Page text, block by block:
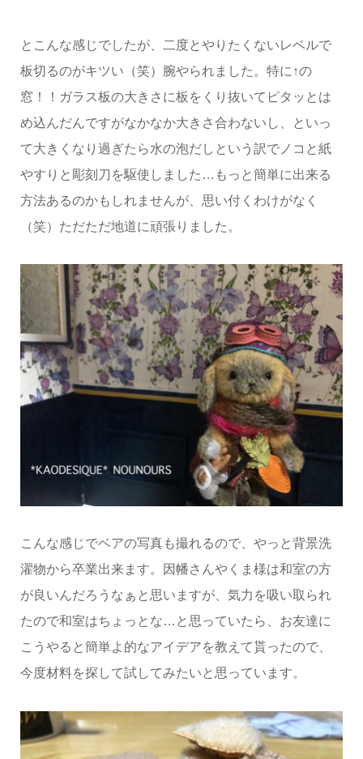
とこんな感じでしたが、二度とやりたくないレベルで
板切るのがキツい（笑）腕やられました。特に↑の
窓！！ガラス板の大きさに板をくり抜いてピタッとは
め込んだんですがなかなか大きさ合わないし、といっ
て大きくなり過ぎたら水の泡だしという訳でノコと紙
やすりと彫刻刀を駆使しました…もっと簡単に出来る
方法あるのかもしれませんが、思い付くわけがなく
（笑）ただただ地道に頑張りました。
こんな感じでベアの写真も撮れるので、やっと背景洗
濯物から卒業出来ます。因幡さんやくま様は和室の方
が良いんだろうなぁと思いますが、気力を吸い取られ
たので和室はちょっとな…と思っていたら、お友達に
こうやると簡単よ的なアイデアを教えて貰ったので、
今度材料を探して試してみたいと思っています。